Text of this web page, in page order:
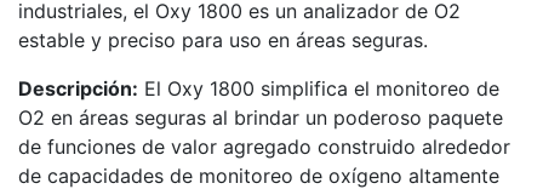
industriales, el Oxy 1800 es un analizador de O2
estable y preciso para uso en áreas seguras.
Descripción: El Oxy 1800 simplifica el monitoreo de
O2 en áreas seguras al brindar un poderoso paquete
de funciones de valor agregado construido alrededor
de capacidades de monitoreo de oxígeno altamente